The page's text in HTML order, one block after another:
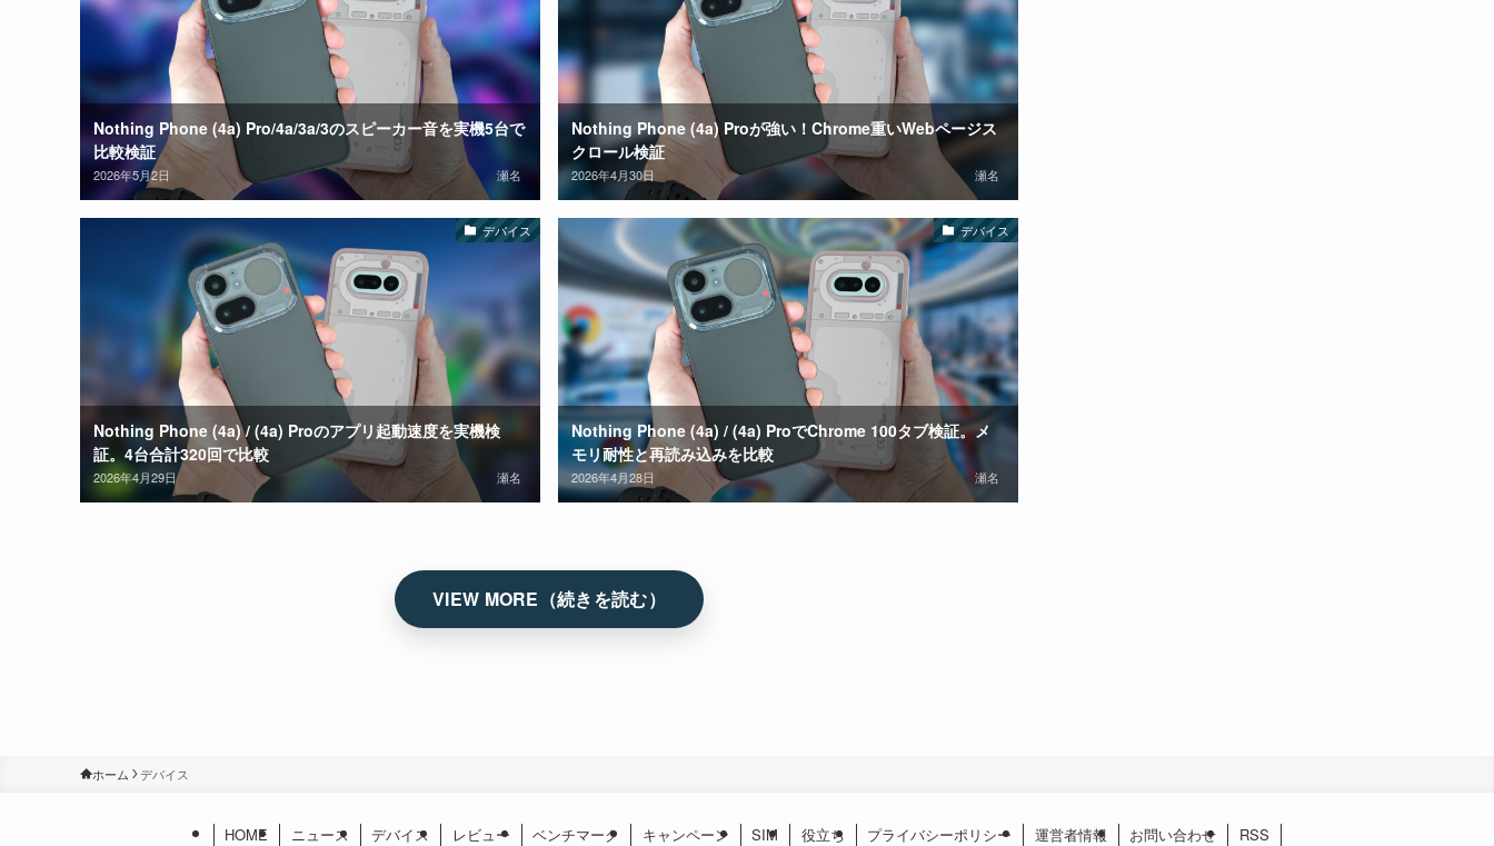
Nothing Phone (4a) Pro/4a/3a/3のスピーカー音を実機5台で
比較検証
2026年5月2日 瀬名
Nothing Phone (4a) Proが強い！Chrome重いWebページス
クロール検証
2026年4月30日 瀬名
デバイス
Nothing Phone (4a) / (4a) Proのアプリ起動速度を実機検
証。4台合計320回で比較
2026年4月29日 瀬名
デバイス
Nothing Phone (4a) / (4a) ProでChrome 100タブ検証。メ
モリ耐性と再読み込みを比較
2026年4月28日 瀬名
ホーム デバイス
HOME ニュース デバイス レビュー ベンチマーク キャンペーン SIM 役立ち プライバシーポリシー 運営者情報 お問い合わせ RSS